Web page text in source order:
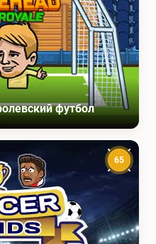
футбол
65